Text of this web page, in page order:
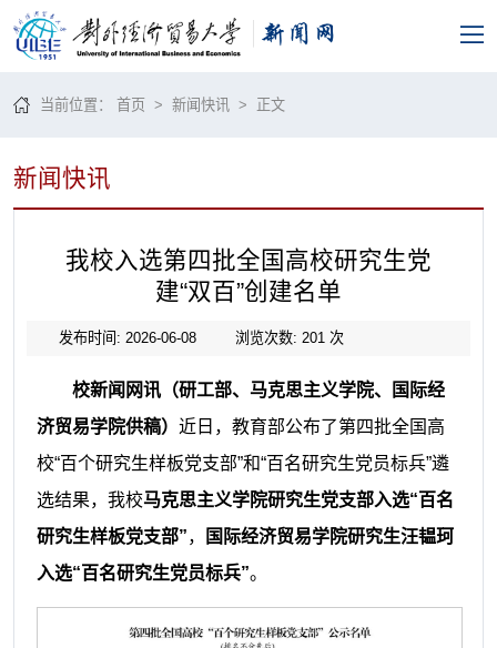
当前位置：首页 >新闻快讯 > 正文
新闻快讯
我校入选第四批全国高校研究生党
建“双百”创建名单
发布时间: 2026-06-08 浏览次数: 201 次
校新闻网讯（研工部、马克思主义学院、国际经
济贸易学院供稿） 近日，教育部公布了第四批全国高
校“百个研究生样板党支部”和“百名研究生党员标兵”遴
选结果，我校马克思主义学院研究生党支部入选“百名
研究生样板党支部”，
国际经济贸易学院研究生汪韫珂
入选“百名研究生党员标兵”。